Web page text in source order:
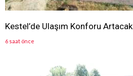
Kestel’de Ulaşım Konforu Artacak
6 saat önce